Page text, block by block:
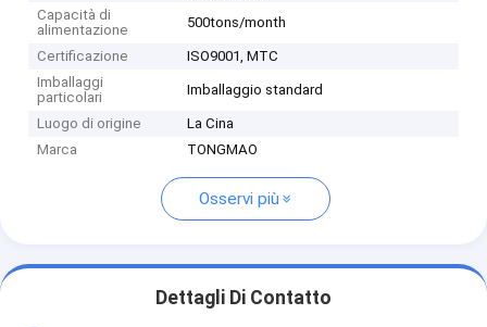
Capacità di
alimentazione
500tons/month
Certificazione
ISO9001, MTC
Imballaggi
particolari
Imballaggio standard
Luogo di origine
La Cina
Marca
TONGMAO
Osservi più
Dettagli Di Contatto